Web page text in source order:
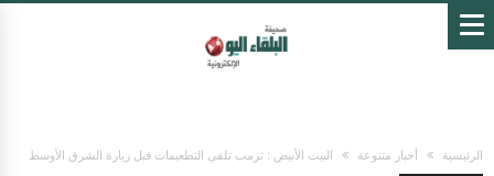
الرئيسية أخبار متنوعة البيت الأبيض : ترمب تلقى التطعيمات قبل زيارة الشرق الأوسط